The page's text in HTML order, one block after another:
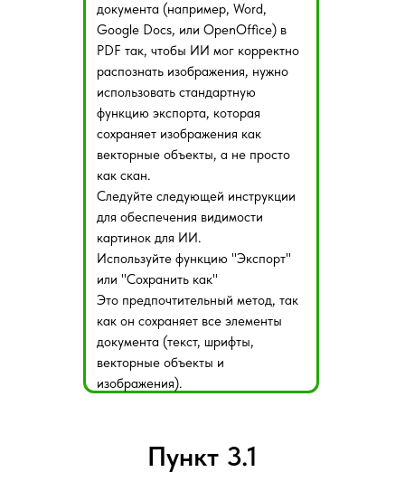
документа (например, Word,
Google Docs, или OpenOffice) в
PDF так, чтобы ИИ мог корректно
распознать изображения, нужно
использовать стандартную
функцию экспорта, которая
сохраняет изображения как
векторные объекты, а не просто
как скан.
Следуйте следующей инструкции
для обеспечения видимости
картинок для ИИ.
Используйте функцию "Экспорт"
или "Сохранить как"
Это предпочтительный метод, так
как он сохраняет все элементы
документа (текст, шрифты,
векторные объекты и
изображения).
Пункт 3.1